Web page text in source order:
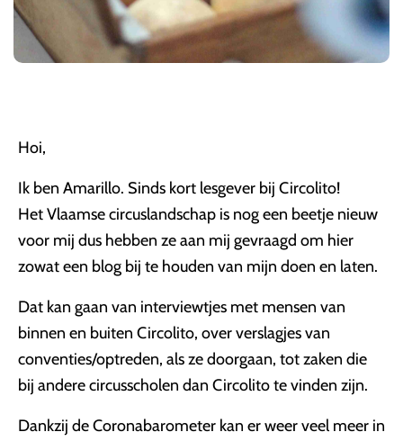
Hoi,
Ik ben Amarillo. Sinds kort lesgever bij Circolito!
Het Vlaamse circuslandschap is nog een beetje nieuw
voor mij dus hebben ze aan mij gevraagd om hier
zowat een blog bij te houden van mijn doen en laten.
Dat kan gaan van interviewtjes met mensen van
binnen en buiten Circolito, over verslagjes van
conventies/optreden, als ze doorgaan, tot zaken die
bij andere circusscholen dan Circolito te vinden zijn.
Dankzij de Coronabarometer kan er weer veel meer in